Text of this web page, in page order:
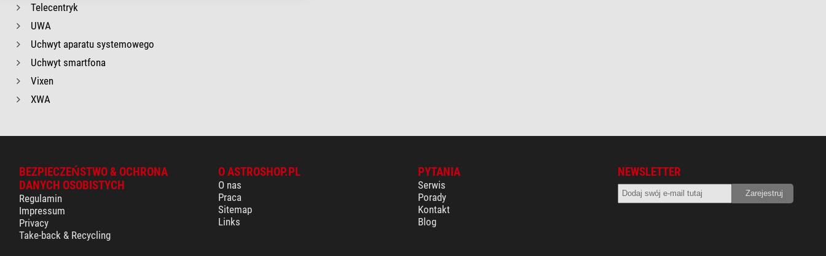
Telecentryk
UWA
Uchwyt aparatu systemowego
Uchwyt smartfona
Vixen
XWA
BEZPIECZEŃSTWO & OCHRONA
DANYCH OSOBISTYCH
Regulamin
Impressum
Privacy
Take-back & Recycling
O ASTROSHOP.PL
O nas
Praca
Sitemap
Links
PYTANIA
Serwis
Porady
Kontakt
Blog
NEWSLETTER